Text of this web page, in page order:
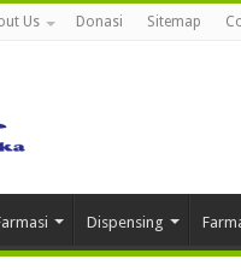
Us Donasi Sitemap
Dispensing